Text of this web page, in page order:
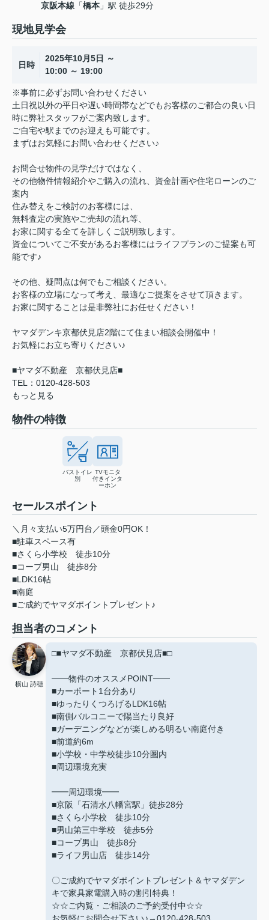
京阪本線 「橋本 」駅 徒歩29分
現地見学会
日時
2025年10月5日 ～
10:00 ～ 19:00
※事前に必ずお問い合わせください
土日祝以外の平日や遅い時間帯などでもお客様のご都合の良い日
時に弊社スタッフがご案内致します。
ご自宅や駅までのお迎えも可能です。
まずはお気軽にお問い合わせください♪
お問合せ物件の見学だけではなく、
その他物件情報紹介やご購入の流れ、資金計画や住宅ローンのご
案内
住み替えをご検討のお客様には、
無料査定の実施やご売却の流れ等、
お家に関する全てを詳しくご説明致します。
資金についてご不安があるお客様にはライフプランのご提案も可
能です♪
その他、疑問点は何でもご相談ください。
お客様の立場になって考え、最適なご提案をさせて頂きます。
お家に関することは是非弊社にお任せください！
ヤマダデンキ京都伏見店2階にて住まい相談会開催中！
お気軽にお立ち寄りください♪
■ヤマダ不動産 京都伏見店■
TEL：0120-428-503
もっと見る
物件の特徴
バストイレ
別
TVモニタ
付きインタ
ーホン
セールスポイント
＼月々支払い5万円台／頭金0円OK！
■駐車スペース有
■さくら小学校 徒歩10分
■コープ男山 徒歩8分
■LDK16帖
■南庭
■ご成約でヤマダポイントプレゼント♪
担当者のコメント
横山 詩穂
□■ヤマダ不動産 京都伏見店■□
━━物件のオススメPOINT━━
■カーポート1台分あり
■ゆったりくつろげるLDK16帖
■南側バルコニーで陽当たり良好
■ガーデニングなどが楽しめる明るい南庭付き
■前道約6m
■小学校・中学校徒歩10分圏内
■周辺環境充実
━━周辺環境━━
■京阪「石清水八幡宮駅」徒歩28分
■さくら小学校 徒歩10分
■男山第三中学校 徒歩5分
■コープ男山 徒歩8分
■ライフ男山店 徒歩14分
〇ご成約でヤマダポイントプレゼント＆ヤマダデン
キで家具家電購入時の割引特典！
☆☆ご内覧・ご相談のご予約受付中☆☆